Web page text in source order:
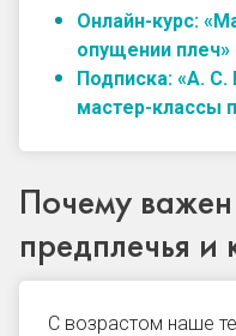
Онлайн-курс:
опущении плеч»
Подписка: «А.
мастер-классы
Почему
предплечья и
С возрастом наше